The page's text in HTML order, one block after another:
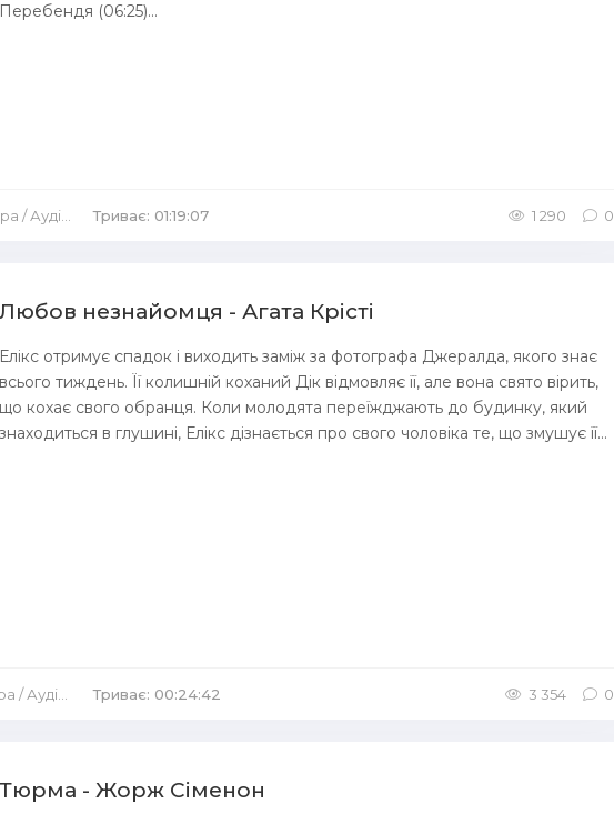
Перебендя (06:25)...
/Аудіокниги Віршовані твори Триває: 01:19:07 1 290 0
Любов незнайомця - Агата Крісті
Елікс отримує спадок і виходить заміж за фотографа Джералда, якого знає
всього тиждень. Її колишній коханий Дік відмовляє її, але вона свято вірить,
що кохає свого обранця. Коли молодята переїжджають до будинку, який
знаходиться в глушині, Елікс дізнається про свого чоловіка те, що змушує її...
/Аудіокниги Повісті й оповідання Триває: 00:24:42 3 354 0
Тюрма - Жорж Сіменон